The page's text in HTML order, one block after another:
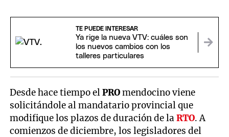
TE PUEDE INTERESAR
Ya rige la nueva VTV: cuáles son
los nuevos cambios con los
talleres particulares
Desde hace tiempo elPROmendocino viene
solicitándole al mandatario provincial que
modifique los plazos de duración de laRTO. A
comienzos de diciembre, los legisladores del